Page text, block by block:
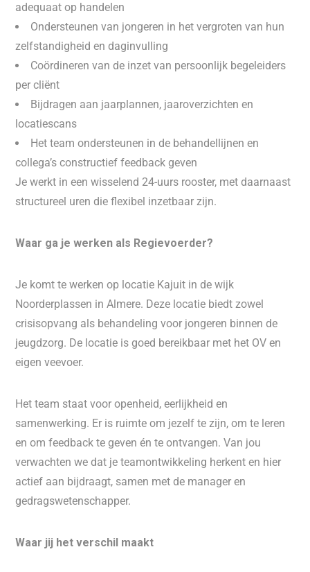
adequaat op handelen
Ondersteunen van jongeren in het vergroten van hun
zelfstandigheid en daginvulling
Coördineren van de inzet van persoonlijk begeleiders
per cliënt
Bijdragen aan jaarplannen, jaaroverzichten en
locatiescans
Het team ondersteunen in de behandellijnen en
collega’s constructief feedback geven
Je werkt in een wisselend 24-uurs rooster, met daarnaast
structureel uren die flexibel inzetbaar zijn.
Waar ga je werken als Regievoerder?
Je komt te werken op locatie Kajuit in de wijk
Noorderplassen in Almere. Deze locatie biedt zowel
crisisopvang als behandeling voor jongeren binnen de
jeugdzorg. De locatie is goed bereikbaar met het OV en
eigen veevoer.
Het team staat voor openheid, eerlijkheid en
samenwerking. Er is ruimte om jezelf te zijn, om te leren
en om feedback te geven én te ontvangen. Van jou
verwachten we dat je teamontwikkeling herkent en hier
actief aan bijdraagt, samen met de manager en
gedragswetenschapper.
Waar jij het verschil maakt